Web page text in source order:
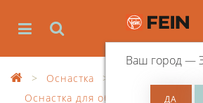
Ваш город —
Оснастка
Оснастка для обработки